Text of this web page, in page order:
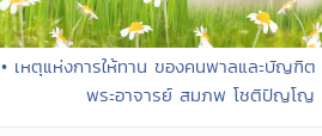
• เหตุแห่งการให้ทาน ของคนพาลและบัญฑิต
พระอาจารย์ สมภพ โชติปัญโญ